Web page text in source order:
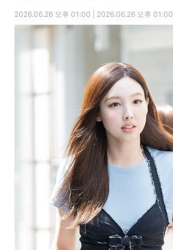
2026.06.26 오후 01:00 | 2026.06.26 오후 01:00